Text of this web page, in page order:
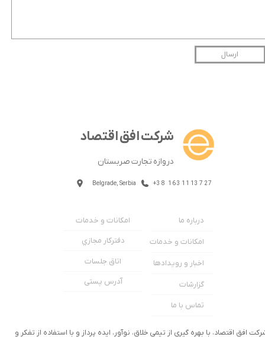
ارسال
شرکت افق اقتصاد
دروازه تجارت صربستان
Belgrade, Serbia +38 1631113727
درباره ما
امکانات و خدمات
اخبار و رویدادها
گزارشات
تماس با ما
امکانات و خدمات
دفترکار مجازي
اتاق جلسات
آدرس پستی
افق اقتصاد، با بهره گیری از تیمی خلاق، نوآور، ایده پرداز و با استفاده از تفکر و